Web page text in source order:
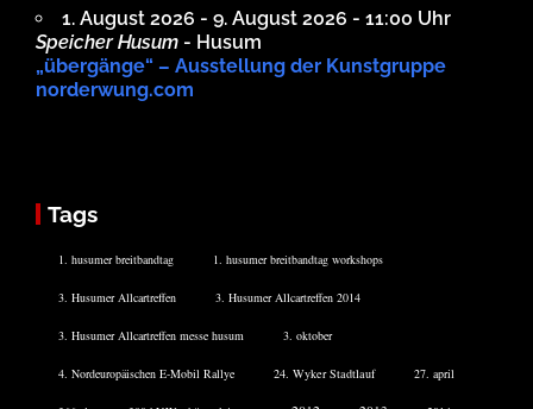
1. August 2026 - 9. August 2026 - 11:00 Uhr
Speicher Husum - Husum
„übergänge“ – Ausstellung der Kunstgruppe
norderwung.com
Tags
1. husumer breitbandtag 1. husumer breitbandtag workshops
3. Husumer Allcartreffen 3. Husumer Allcartreffen 2014
3. Husumer Allcartreffen messe husum 3. oktober
4. Nordeuropäischen E-Mobil Rallye 24. Wyker Stadtlauf 27. april